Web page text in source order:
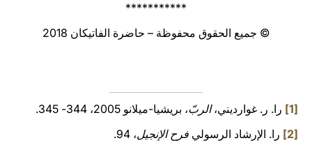
***********
© جميع الحقوق محفوظة – حاضرة الفاتيكان 2018
[1] را. ر. غوارديني،الربّ، بريشيا-ميلانو 2005، 344- 345.
[2]
را. الإرشاد الرسولي فرح الإنجيل، 94.